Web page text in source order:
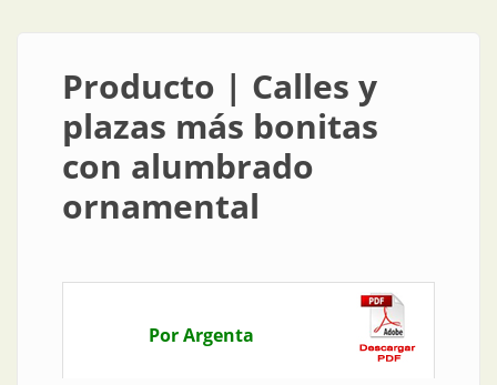
Producto | Calles y
plazas más bonitas
con alumbrado
ornamental
Por Argenta